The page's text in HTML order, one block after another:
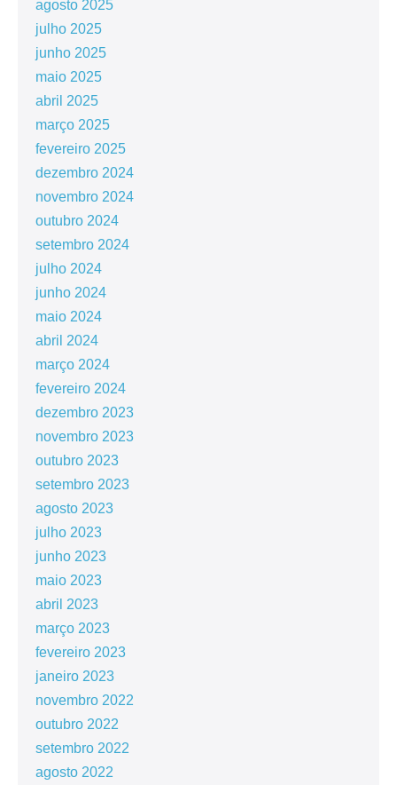
agosto 2025
julho 2025
junho 2025
maio 2025
abril 2025
março 2025
fevereiro 2025
dezembro 2024
novembro 2024
outubro 2024
setembro 2024
julho 2024
junho 2024
maio 2024
abril 2024
março 2024
fevereiro 2024
dezembro 2023
novembro 2023
outubro 2023
setembro 2023
agosto 2023
julho 2023
junho 2023
maio 2023
abril 2023
março 2023
fevereiro 2023
janeiro 2023
novembro 2022
outubro 2022
setembro 2022
agosto 2022